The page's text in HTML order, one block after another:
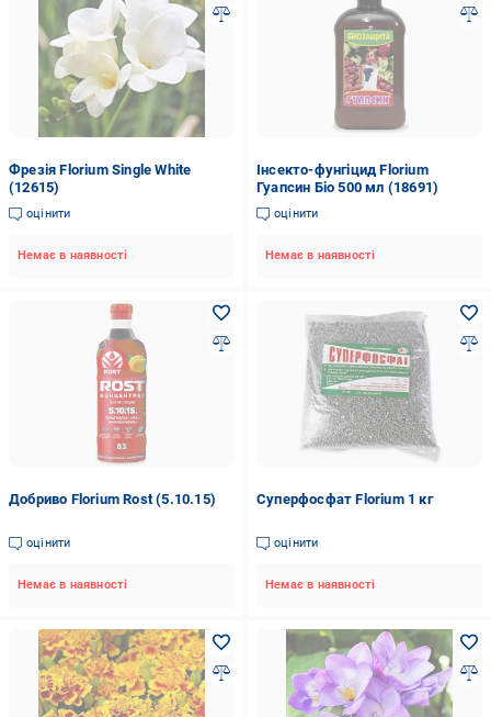
Фрезія Florium Single White
(12615)
оцінити
Немає в наявності
Інсекто-фунгіцид Florium
Гуапсин Біо 500 мл (18691)
оцінити
Немає в наявності
Добриво Florium Rost (5.10.15)
оцінити
Немає в наявності
Суперфосфат Florium 1 кг
оцінити
Немає в наявності